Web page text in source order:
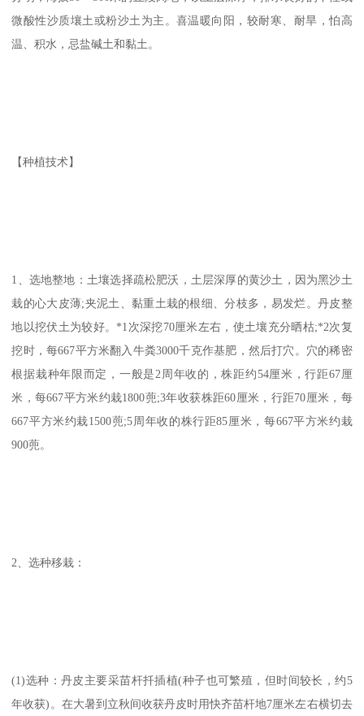
微酸性沙质壤土或粉沙土为主。喜温暖向阳，较耐寒、耐旱，怕高
温、积水，忌盐碱土和黏土。
【种植技术】
1、选地整地：土壤选择疏松肥沃，土层深厚的黄沙土，因为黑沙土
栽的心大皮薄;夹泥土、黏重土栽的根细、分枝多，易发烂。丹皮整
地以挖伏土为较好。*1次深挖70厘米左右，使土壤充分晒枯;*2次复
挖时，每667平方米翻入牛粪3000千克作基肥，然后打穴。穴的稀密
根据栽种年限而定，一般是2周年收的，株距约54厘米，行距67厘
米，每667平方米约栽1800蔸;3年收获株距60厘米，行距70厘米，每
667平方米约栽1500蔸;5周年收的株行距85厘米，每667平方米约栽
900蔸。
2、选种移栽：
(1)选种：丹皮主要采苗杆扦插植(种子也可繁殖，但时间较长，约5
年收获)。在大暑到立秋间收获丹皮时用快齐苗杆地7厘米左右横切去